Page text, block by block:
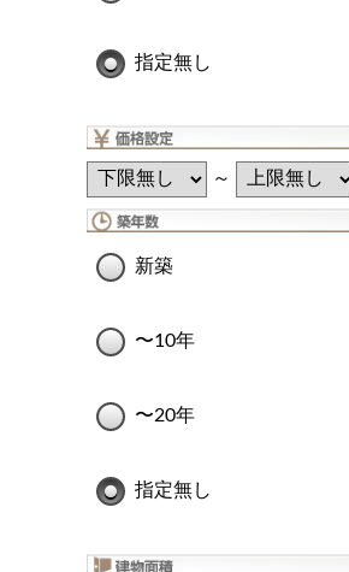
指定無し
～
新築
〜10年
〜20年
指定無し